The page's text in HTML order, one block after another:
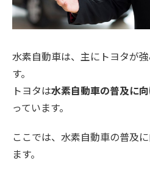
水素自動車は、主にトヨタが
す。
トヨタは水素自動車の普及に
っています。
ここでは、水素自動車の普及
ます。